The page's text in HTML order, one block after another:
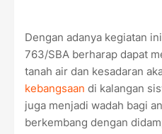
Dengan adanya kegiatan
763/SBA berharap dapat
tanah air dan kesadaran
kebangsaan di kalangan
juga menjadi wadah bagi
berkembang dengan